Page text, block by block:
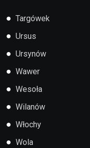
● Targówek
● Ursus
● Ursynów
● Wawer
● Wesoła
● Wilanów
● Włochy
● Wola